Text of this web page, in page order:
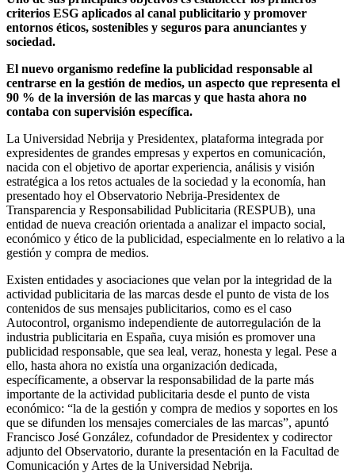
criterios ESG aplicados al canal publicitario y promover
entornos éticos, sostenibles y seguros para anunciantes y
sociedad.
El nuevo organismo redefine la publicidad responsable al
centrarse en la gestión de medios, un aspecto que representa el
90 % de la inversión de las marcas y que hasta ahora no
contaba con supervisión específica.
La Universidad Nebrija y Presidentex, plataforma integrada por
expresidentes de grandes empresas y expertos en comunicación,
nacida con el objetivo de aportar experiencia, análisis y visión
estratégica a los retos actuales de la sociedad y la economía, han
presentado hoy el Observatorio Nebrija-Presidentex de
Transparencia y Responsabilidad Publicitaria (RESPUB), una
entidad de nueva creación orientada a analizar el impacto social,
económico y ético de la publicidad, especialmente en lo relativo a la
gestión y compra de medios.
Existen entidades y asociaciones que velan por la integridad de la
actividad publicitaria de las marcas desde el punto de vista de los
contenidos de sus mensajes publicitarios, como es el caso
Autocontrol, organismo independiente de autorregulación de la
industria publicitaria en España, cuya misión es promover una
publicidad responsable, que sea leal, veraz, honesta y legal. Pese a
ello, hasta ahora no existía una organización dedicada,
específicamente, a observar la responsabilidad de la parte más
importante de la actividad publicitaria desde el punto de vista
económico: “la de la gestión y compra de medios y soportes en los
que se difunden los mensajes comerciales de las marcas”, apuntó
Francisco José González, cofundador de Presidentex y codirector
adjunto del Observatorio, durante la presentación en la Facultad de
Comunicación y Artes de la Universidad Nebrija.